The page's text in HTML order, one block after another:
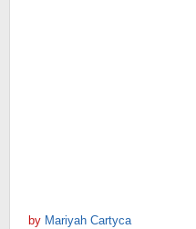
by Mariyah Cartyca